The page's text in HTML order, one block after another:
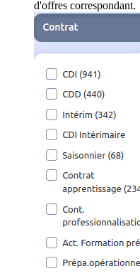
d'offres correspondant.